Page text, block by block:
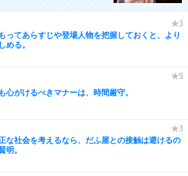
ってあらすじや登場人物を把握しておくと、より
める。
心がけるべきマナーは、時間厳守。
な社会を考えるなら、だふ屋との接触は避けるの
明。